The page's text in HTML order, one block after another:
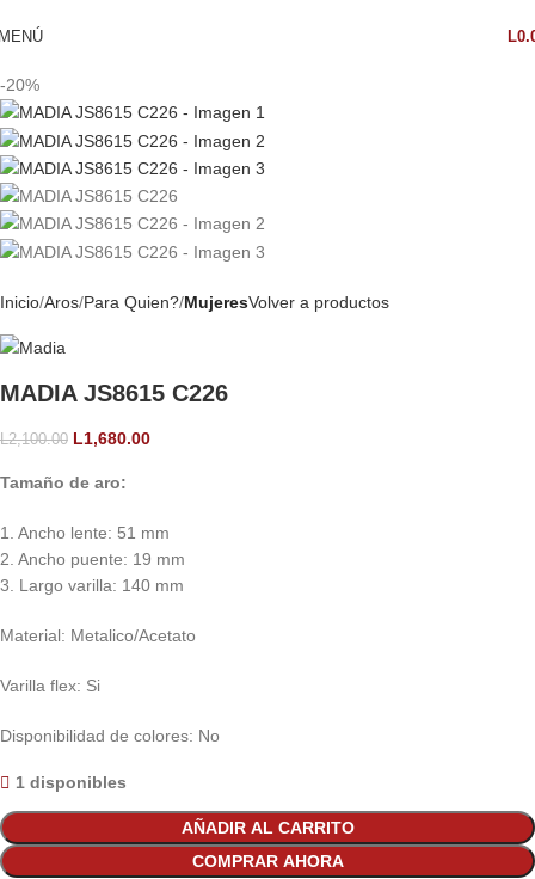
L
-20%
Inicio Aros Para Quien? MujeresVolver a productos
MADIA JS8615 C226
L2,100.00 L1,680.00
Tamaño de aro:
1. Ancho lente: 51 mm
2. Ancho puente: 19 mm
3. Largo varilla: 140 mm
Material: Metalico/Acetato
Varilla flex: Si
Disponibilidad de colores: No
1 disponibles
AÑADIR AL CARRITO
COMPRAR AHORA